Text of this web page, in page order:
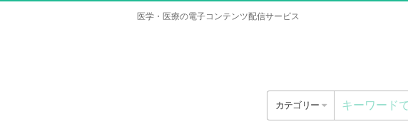
医学・医療の電子コンテンツ配信サービス
カテゴリー